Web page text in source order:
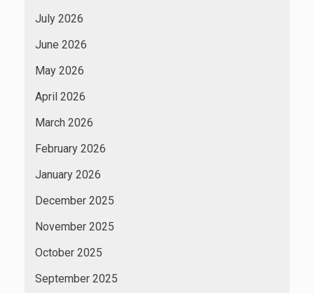
July 2026
June 2026
May 2026
April 2026
March 2026
February 2026
January 2026
December 2025
November 2025
October 2025
September 2025